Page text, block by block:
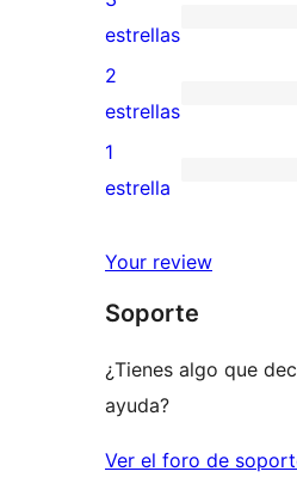
estrellas
de
4
estrellas
0
valoraciones
de
3
estrellas
estrellas
0
valoraciones
de
estrellas
2
estrellas
0
de
estrellas
1
estrella
Your review
Soporte
¿Tienes algo que
ayuda?
Ver el foro de